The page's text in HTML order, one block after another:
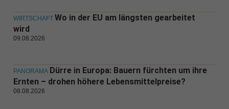
WIRTSCHAFT Wo in der EU am längsten gearbeitet
wird
09.08.2026
PANORAMA Dürre in Europa: Bauern fürchten um ihre
Ernten – drohen höhere Lebensmittelpreise?
08.08.2026